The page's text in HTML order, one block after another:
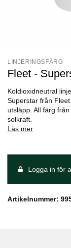
LINJERINGSFÄRG
Fleet -
Koldioxidneutral
Superstar från
utsläpp. All färg
solkraft.
Läs mer
Logga in för
Artikelnummer: